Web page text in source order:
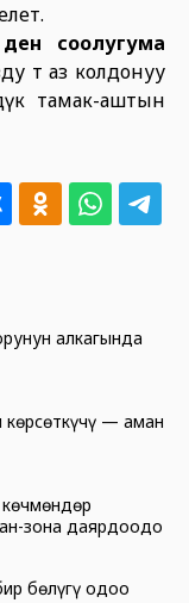
соолугума
өтө аз колдонуу
тамак-аштын
алкагында
көрсөткүчү — аман
зона даярдоодо
бөлүгү оңдоо